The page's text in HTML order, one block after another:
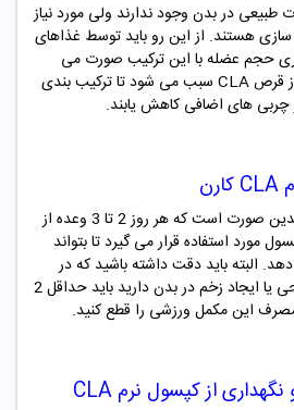
در بدن وجود ندارند ولی مورد نیاز
هستند. از این رو باید توسط غذاهای
حجم عضله با این ترکیب صورت می
گیرد و همین طور استفاده از قرص CLA سبب می شود تا ترکیب بندی
های اضافی کاهش یابند.
CLA کارن
طریقه مصرف قرص CLA بدین صورت است که هر روز 2 تا 3 وعده از
شود. هر بار 2 کپسول مورد استفاده قرار می گیرد تا بتواند
البته باید دقت داشته باشید که در
صورتی نیاز به هر گونه جراحی یا ایجاد زخم در بدن دارید باید حداقل 2
این مکمل ورزشی را قطع کنید.
ازکپسول نرم CLA